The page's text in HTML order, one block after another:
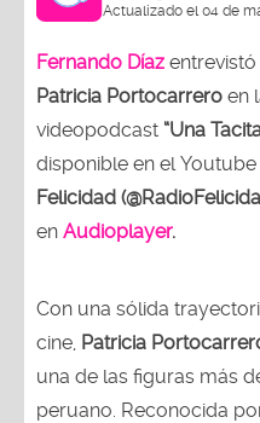
Actualizado el 04 de
Fernando Díaz
Patricia Portocarrero en
videopodcast “Una
disponible en el
Felicidad
en Audioplayer.
Con una sólida
cine, Patricia
una de las figuras más
peruano. Reconocida